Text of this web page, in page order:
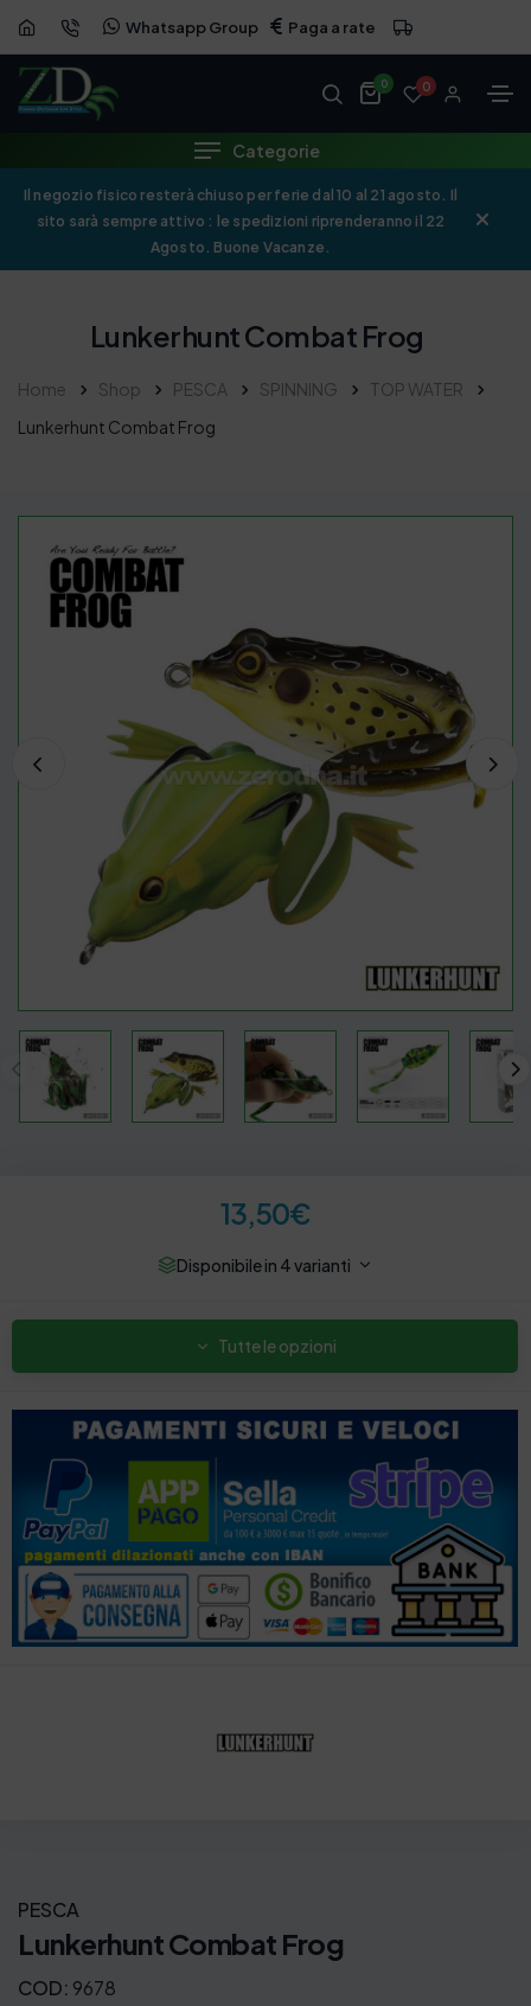
Whatsapp Group Paga a rate
0 0
Categorie
Il negozio fisico resterà chiuso per ferie dal 10 al 21 agosto. Il
sito sarà sempre attivo : le spedizioni riprenderanno il 22
Agosto. Buone Vacanze.
Lunkerhunt Combat Frog
Home Shop PESCA SPINNING
TOP WATER
Lunkerhunt Combat Frog
13,50€
Disponibile in 4 varianti
Tutte le opzioni
PESCA
Lunkerhunt Combat Frog
COD: 9678